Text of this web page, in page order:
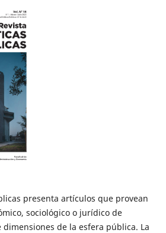
presenta artículos que provean
sociológico o jurídico de
de la esfera pública. La